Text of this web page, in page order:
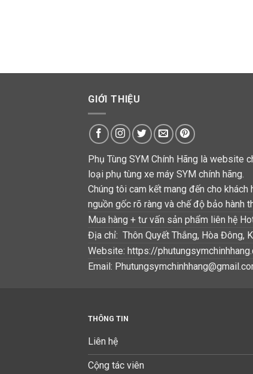
GIỚI THIỆU
Phụ Tùng SYM Chính Hãng là website
loại phụ tùng xe máy SYM chính hãng.
Chúng tôi cam kết mang đến cho
nguồn gốc rõ ràng và chế độ bảo hành
Mua hàng + tư vấn sản phẩm liên hệ
Địa chỉ: Thôn Quyết Thắng, Hòa Đông,
Website: https://
Email:
THÔNG TIN
Liên hệ
Cộng tác viên